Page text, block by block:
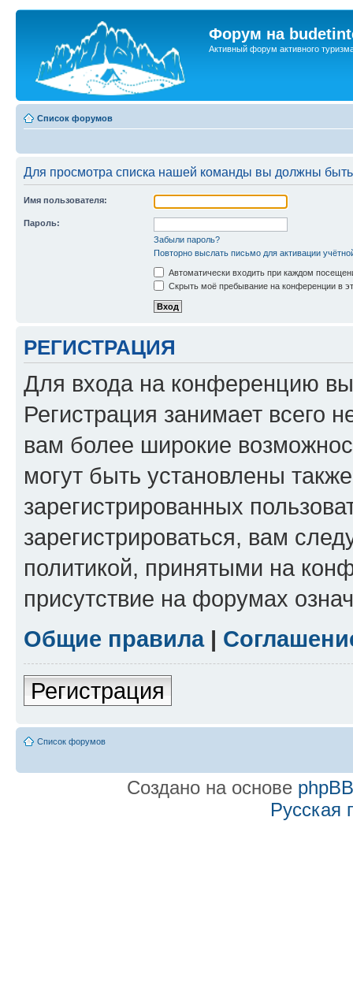
Форум на
Активный форум активного
Список форумов
Для просмотра списка нашей команды вы должны
Имя пользователя:
Пароль:
Забыли пароль?
Повторно выслать письмо для активации
Автоматически входить при каждом
Скрыть моё пребывание на конференции в
РЕГИСТРАЦИЯ
Для входа на конференцию
Регистрация занимает всего
вам более широкие
могут быть установлены
зарегистрированных
зарегистрироваться, вам
политикой, принятыми на
присутствие на форумах
Общие правила|
Регистрация
Список форумов
Создано на основе phpBB
Русская